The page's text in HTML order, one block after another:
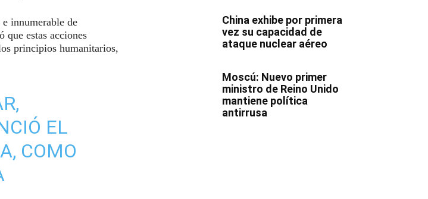
innumerable de
que estas acciones
principios humanitarios,
EL
COMO
China exhibe por primera
vez su capacidad de
ataque nuclear aéreo
Moscú: Nuevo primer
ministro de Reino Unido
mantiene política
antirrusa